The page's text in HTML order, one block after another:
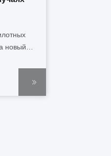
новый